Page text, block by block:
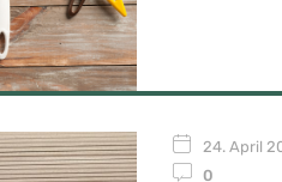
24. April
0